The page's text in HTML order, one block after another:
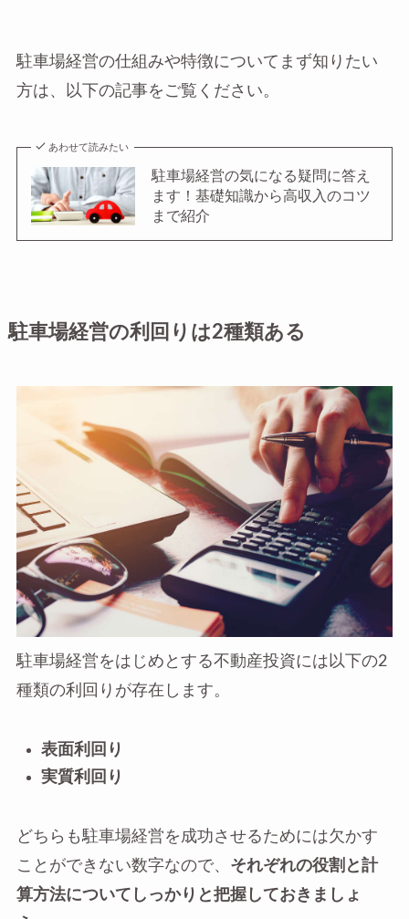
駐車場経営の仕組みや特徴についてまず知りたい
方は、以下の記事をご覧ください。
あわせて読みたい
駐車場経営の気になる疑問に答え
ます！基礎知識から高収入のコツ
まで紹介
駐車場経営の利回りは2種類ある
駐車場経営をはじめとする不動産投資には以下の2
種類の利回りが存在します。
表面利回り
実質利回り
どちらも駐車場経営を成功させるためには欠かす
ことができない数字なので、 それぞれの役割と計
算方法についてしっかりと把握しておきましょ